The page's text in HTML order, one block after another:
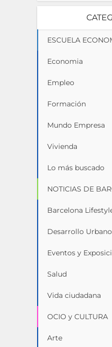
ESCUELA
Economia
Empleo
Formación
Mundo Empresa
Vivienda
Lo más buscado
NOTICIAS DE
Barcelona
Desarrollo
Eventos y
Salud
Vida ciudadana
OCIO y CULTURA
Arte